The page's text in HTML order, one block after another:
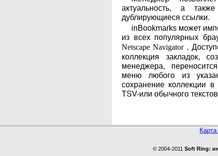
актуальность, а
дублирующиеся ссылки.
inBookmarks может
из всех популярных
Netscape Navigator .
коллекция закладок,
менеджера,
меню любого из
сохранение коллекции
TSV-или обычного
© 2004-2011Soft Ring: